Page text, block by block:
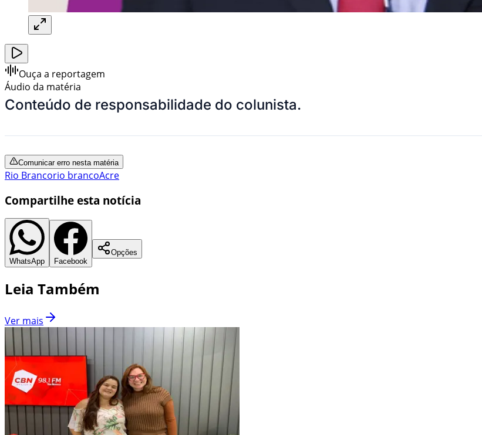
Ouça a reportagem
Áudio da matéria
Conteúdo de responsabilidade do colunista.
Comunicar erro nesta matéria
Rio Brancorio brancoAcre
Compartilhe esta notícia
WhatsApp Facebook
Opções
Leia Também
Ver mais